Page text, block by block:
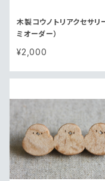
木製コウノトリアクセサリ
ミオーダー）
¥2,000